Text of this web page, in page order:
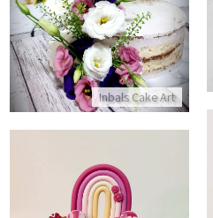
Inbals Cake Art
עוגה עירומה ליום הולדת
התקשר/י